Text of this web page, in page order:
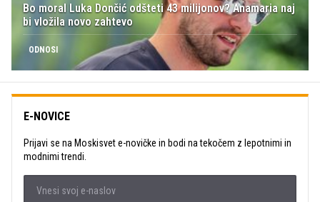
Bo moral Luka Dončić odšteti 43 milijonov? Anamaria naj
bi vložila novo zahtevo
ODNOSI
E-NOVICE
Prijavi se na Moskisvet e-novičke in bodi na tekočem z lepotnimi in
modnimi trendi.